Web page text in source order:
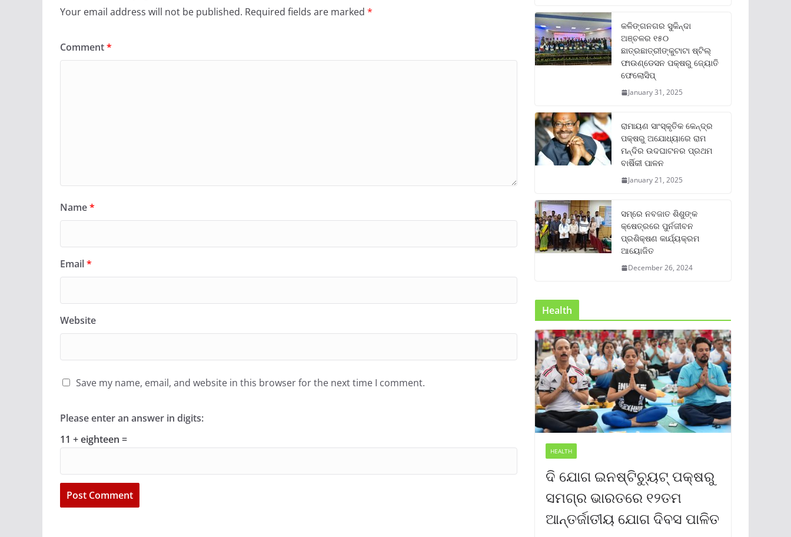
Your email address will not be published. Required fields are marked *
Comment*
Name*
Email*
Website
Save my name, email, and website in this browser for the next time I comment.
Please enter an answer in digits:
11 + eighteen =
କଳିଙ୍ଗନଗର ସୁକିନ୍ଦା
ଅଞ୍ଚଳର ୧୫୦
ଛାତ୍ରଛାତ୍ରୀଙ୍କୁଟାଟା ଷ୍ଟିଲ୍
ଫାଉଣ୍ଡେସନ ପକ୍ଷରୁ ଜ୍ୟୋତି
ଫେଲୋସିପ୍‌
January 31, 2025
ରାମାୟଣ ସାଂସ୍କୃତିକ କେନ୍ଦ୍ର
ପକ୍ଷରୁ ଅଯୋଧ୍ୟାରେ ରାମ
ମନ୍ଦିର ଉଦଘାଟନର ପ୍ରଥମ
ବାର୍ଷିକୀ ପାଳନ
January 21, 2025
ସମ୍‌ରେ ନବଜାତ ଶିଶୁଙ୍କ
କ୍ଷେତ୍ରରେ ପୁର୍ନଜୀବନ
ପ୍ରଶିକ୍ଷଣ କାର୍ଯ୍ୟକ୍ରମ
ଆୟୋଜିତ
December 26, 2024
Health
HEALTH
ଦି ଯୋଗ ଇନଷ୍ଟିଚ୍ୟୁଟ୍ ପକ୍ଷରୁ
ସମଗ୍ର ଭାରତରେ ୧୨ତମ
ଆନ୍ତର୍ଜାତୀୟ ଯୋଗ ଦିବସ ପାଳିତ